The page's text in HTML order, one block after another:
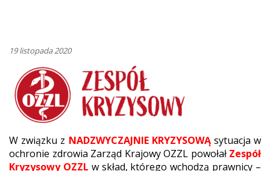
19 listopada 2020
W związku z NADZWYCZAJNIE KRYZYSOWĄsytuacja w
ochronie zdrowia Zarząd Krajowy OZZL powołał Zespół
Kryzysowy OZZL w skład, którego wchodzą prawnicy –